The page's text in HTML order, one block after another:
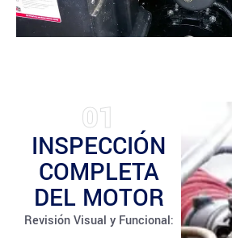
01
INSPECCIÓN
COMPLETA
DEL MOTOR
Revisión Visual y Funcional: